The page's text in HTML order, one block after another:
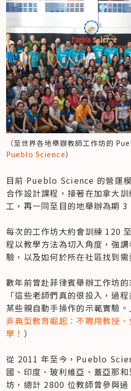
（至世界各地舉辦教師工作坊的
Pueblo Science）
目前 Pueblo Science 的營運
合作設計課程，接著在加拿大
工，再一同至目的地舉辦為期 3
每次的工作坊大約會訓練 120
程以教學方法為切入角度，強
驗，以及如何於所在社區找到需
數年前曾赴菲律賓舉辦工作坊
「這些老師們真的很投入，過
某些親自動手操作的示範實驗。
非典型教育崛起：不聘用教授
學！ ）
從 2011 年至今，Pueblo
國、印度、玻利維亞、蓋亞那
坊，總計 2800 位教師曾參與過